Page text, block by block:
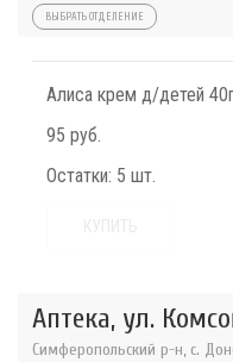
ВЫБРАТЬ ОТДЕЛЕНИЕ
Алиса крем д/детей
95 руб.
Остатки: 5 шт.
Аптека, ул.
Симферопольский р-н, с.